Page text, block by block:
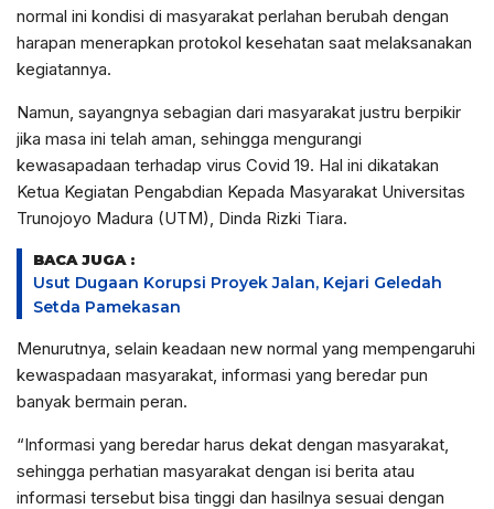
normal ini kondisi di masyarakat perlahan berubah dengan
harapan menerapkan protokol kesehatan saat melaksanakan
kegiatannya.
Namun, sayangnya sebagian dari masyarakat justru berpikir
jika masa ini telah aman, sehingga mengurangi
kewasapadaan terhadap virus Covid 19. Hal ini dikatakan
Ketua Kegiatan Pengabdian Kepada Masyarakat Universitas
Trunojoyo Madura (UTM), Dinda Rizki Tiara.
BACA JUGA :
Usut Dugaan Korupsi Proyek Jalan, Kejari Geledah
Setda Pamekasan
Menurutnya, selain keadaan new normal yang mempengaruhi
kewaspadaan masyarakat, informasi yang beredar pun
banyak bermain peran.
“Informasi yang beredar harus dekat dengan masyarakat,
sehingga perhatian masyarakat dengan isi berita atau
informasi tersebut bisa tinggi dan hasilnya sesuai dengan